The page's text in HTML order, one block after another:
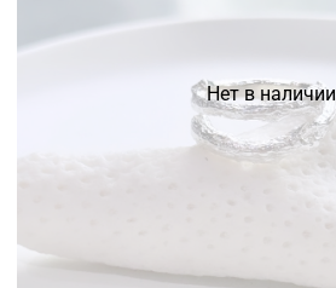
Нет в наличии